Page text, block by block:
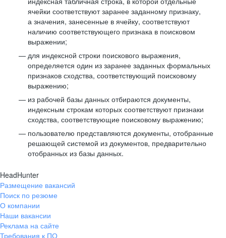
ячейки соответствуют заранее заданному признаку,
а значения, занесенные в ячейку, соответствуют
наличию соответствующего признака в поисковом
выражении;
для индексной строки поискового выражения,
определяется один из заранее заданных формальных
признаков сходства, соответствующий поисковому
выражению;
из рабочей базы данных отбираются документы,
индексным строкам которых соответствуют признаки
сходства, соответствующие поисковому выражению;
пользователю представляются документы, отобранные
решающей системой из документов, предварительно
отобранных из базы данных.
HeadHunter
Размещение вакансий
Поиск по резюме
О компании
Наши вакансии
Реклама на сайте
Требования к ПО